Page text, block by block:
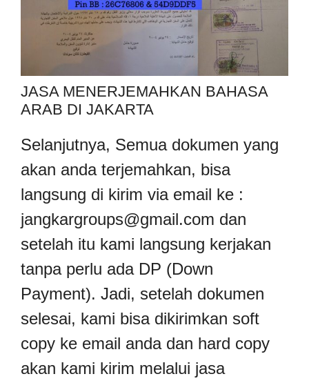
JASA MENERJEMAHKAN BAHASA
ARAB DI JAKARTA
Selanjutnya, Semua dokumen yang
akan anda terjemahkan, bisa
langsung di kirim via email ke :
jangkargroups@gmail.com dan
setelah itu kami langsung kerjakan
tanpa perlu ada DP (Down
Payment). Jadi, setelah dokumen
selesai, kami bisa dikirimkan soft
copy ke email anda dan hard copy
akan kami kirim melalui jasa